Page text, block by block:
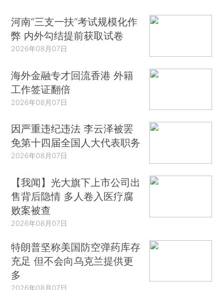
河南“三支一扶”考试规模化作
弊 内外勾结提前获取试卷
2026年08月07日
海外金融专才回流香港 外籍
工作签证翻倍
2026年08月07日
因严重违纪违法 李云泽被罢
免第十四届全国人大代表职务
2026年08月07日
【我闻】光大旗下上市公司出
售背后隐情 多人卷入医疗腐
败案被查
2026年08月07日
特朗普坚称美国防空弹药库存
充足 但不会向乌克兰提供更
多
2026年08月07日